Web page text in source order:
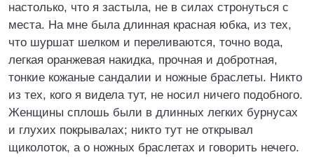
настолько, что я застыла, не в силах стронуться с
места. На мне была длинная красная юбка, из тех,
что шуршат шелком и переливаются, точно вода,
легкая оранжевая накидка, прочная и добротная,
тонкие кожаные сандалии и ножные браслеты. Никто
из тех, кого я видела тут, не носил ничего подобного.
Женщины сплошь были в длинных легких бурнусах
и глухих покрывалах; никто тут не открывал
щиколоток, а о ножных браслетах и говорить нечего.